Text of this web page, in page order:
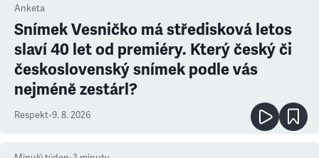
Anketa
Snímek Vesničko má středisková letos
slaví 40 let od premiéry. Který český či
československý snímek podle vás
nejméně zestárl?
Respekt•9. 8. 2026